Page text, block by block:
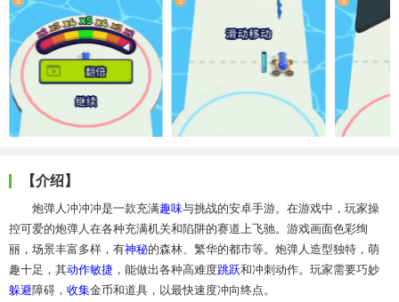
【介绍】
炮弹人冲冲冲是一款充满趣味与挑战的安卓手游。在游戏中，玩家操
控可爱的炮弹人在各种充满机关和陷阱的赛道上飞驰。游戏画面色彩绚
丽，场景丰富多样，有神秘的森林、繁华的都市等。炮弹人造型独特，萌
趣十足，其动作敏捷 ，能做出各种高难度跳跃和冲刺动作。玩家需要巧妙
躲避障碍， 收集金币和道具，以最快速度冲向终点。